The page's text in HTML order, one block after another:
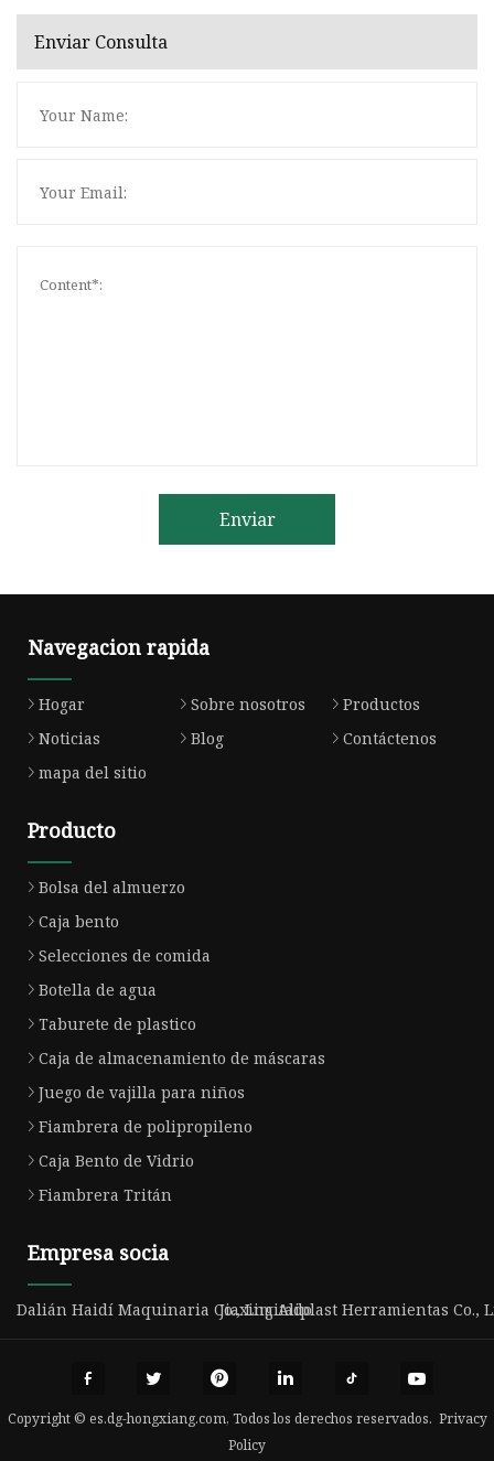
Enviar Consulta
Enviar
Navegacion rapida
Hogar Sobre nosotros
Productos
Noticias
Blog
Contáctenos
mapa del sitio
Producto
Bolsa del almuerzo
Caja bento
Selecciones de comida
Botella de agua
Taburete de plastico
Caja de almacenamiento de máscaras
Juego de vajilla para niños
Fiambrera de polipropileno
Caja Bento de Vidrio
Fiambrera Tritán
Empresa socia
Dalián Haidí Maquinaria Co., LimitadoJiaxing Aliplast Herramientas Co.,
Copyright © es.dg-hongxiang.com, Todos los derechos reservados. Privacy
Policy